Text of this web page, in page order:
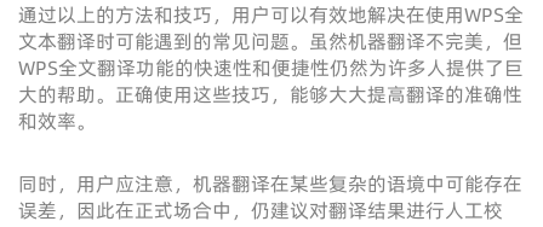
通过以上的方法和技巧，用户可以有效地解决在使用WPS全
文本翻译时可能遇到的常见问题。虽然机器翻译不完美，但
WPS全文翻译功能的快速性和便捷性仍然为许多人提供了巨
大的帮助。正确使用这些技巧，能够大大提高翻译的准确性
和效率。
同时，用户应注意，机器翻译在某些复杂的语境中可能存在
误差，因此在正式场合中，仍建议对翻译结果进行人工校